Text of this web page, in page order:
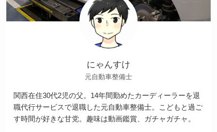
にゃんすけ
元自動車整備士
関西在住30代2児の父。14年間勤めたカーディーラーを退
職代行サービスで退職した元自動車整備士。こどもと過ご
す時間が好きな甘党。趣味は動画鑑賞、ガチャガチャ。